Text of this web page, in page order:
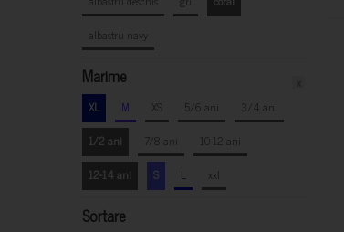
albastru navy
Marime
XL M XS 5/6 ani
3/4 ani
1/2 ani
7/8 ani
10-12 ani
12-14 ani
S L xxl
Sortare